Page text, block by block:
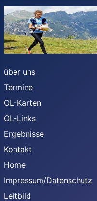
über uns
Termine
OL-Karten
OL-Links
Ergebnisse
Kontakt
Home
Impressum/Datenschutz
Leitbild